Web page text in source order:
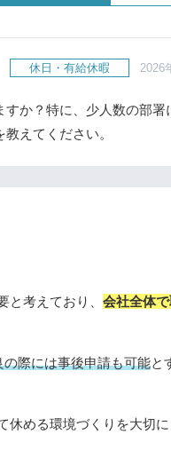
休日・有給休暇 2026
か？特に、少人数の部署
えてください。
考えており、 会社全体
際には事後申請も可能と
休める環境づくりを大切に